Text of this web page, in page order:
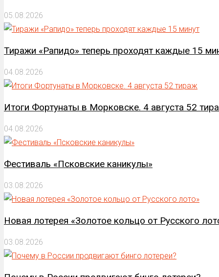
05.08.2026
Тиражи «Рапидо» теперь проходят каждые 15
04.08.2026
Итоги Фортунаты в Морковске. 4 августа 52
04.08.2026
Фестиваль «Псковские каникулы»
03.08.2026
Новая лотерея «Золотое кольцо от Русского
03.08.2026